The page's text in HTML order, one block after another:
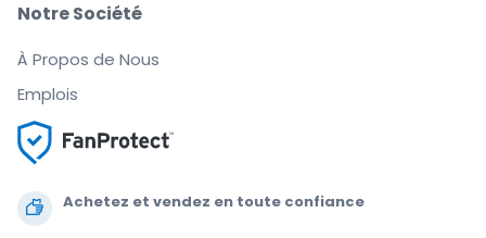
Achetez et vendez en toute confiance
Notre Société
À Propos de Nous
Emplois